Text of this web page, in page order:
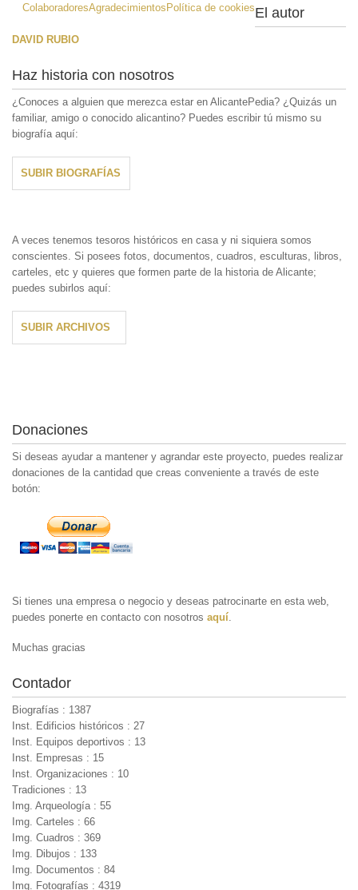
ColaboradoresAgradecimientosPolítica de cookiesEl autor
DAVID RUBIO
Haz historia con nosotros
¿Conoces a alguien que merezca estar en AlicantePedia? ¿Quizás un
familiar, amigo o conocido alicantino? Puedes escribir tú mismo su
biografía aquí:
SUBIR BIOGRAFÍAS
A veces tenemos tesoros históricos en casa y ni siquiera somos
conscientes. Si posees fotos, documentos, cuadros, esculturas, libros,
carteles, etc y quieres que formen parte de la historia de Alicante;
puedes subirlos aquí:
SUBIR ARCHIVOS
Donaciones
Si deseas ayudar a mantener y agrandar este proyecto, puedes realizar
donaciones de la cantidad que creas conveniente a través de este
botón:
Si tienes una empresa o negocio y deseas patrocinarte en esta web,
puedes ponerte en contacto con nosotros aquí
Muchas gracias
Contador
Biografías : 1387
Inst. Edificios históricos : 27
Inst. Equipos deportivos : 13
Inst. Empresas : 15
Inst. Organizaciones : 10
Tradiciones : 13
Img. Arqueología : 55
Img. Carteles : 66
Img. Cuadros : 369
Img. Dibujos : 133
Img. Documentos : 84
Img. Fotografías : 4319